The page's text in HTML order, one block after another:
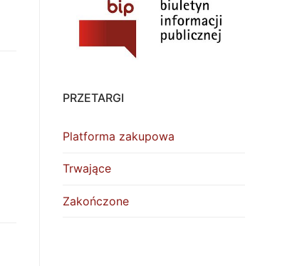
PRZETARGI
Platforma zakupowa
Trwające
Zakończone